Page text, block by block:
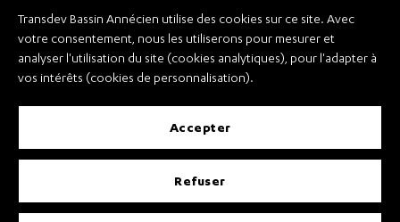
Transdev Bassin Annécien utilise des cookies sur ce site. Avec
votre consentement, nous les utiliserons pour mesurer et
analyser l'utilisation du site (cookies analytiques), pour l'adapter à
vos intérêts (cookies de personnalisation).
accepter
refuser
Transdev Bassin Annécien
Recrutement
Conditions Générales de Vente et Transport
Conditions Générales d’Utilisation
Règlement